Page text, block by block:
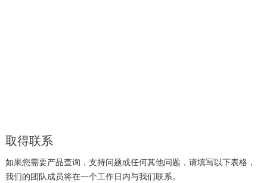
取得联系
如果您需要产品查询，支持问题或任何其他问题，请填写以下表格，
我们的团队成员将在一个工作日内与我们联系。